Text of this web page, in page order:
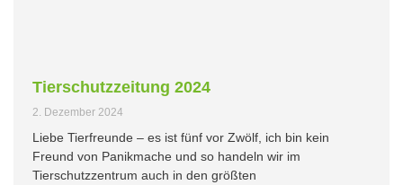
Tierschutzzeitung 2024
2. Dezember 2024
Liebe Tierfreunde – es ist fünf vor Zwölf, ich bin kein
Freund von Panikmache und so handeln wir im
Tierschutzzentrum auch in den größten